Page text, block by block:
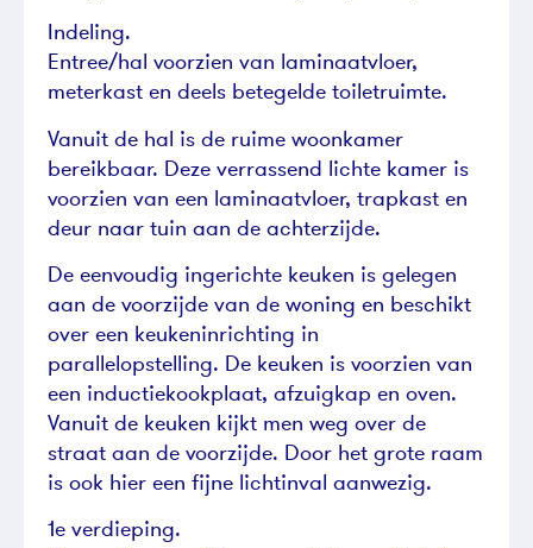
Indeling.
Entree/hal voorzien van laminaatvloer,
meterkast en deels betegelde toiletruimte.
Vanuit de hal is de ruime woonkamer
bereikbaar. Deze verrassend lichte kamer is
voorzien van een laminaatvloer, trapkast en
deur naar tuin aan de achterzijde.
De eenvoudig ingerichte keuken is gelegen
aan de voorzijde van de woning en beschikt
over een keukeninrichting in
parallelopstelling. De keuken is voorzien van
een inductiekookplaat, afzuigkap en oven.
Vanuit de keuken kijkt men weg over de
straat aan de voorzijde. Door het grote raam
is ook hier een fijne lichtinval aanwezig.
1e verdieping.